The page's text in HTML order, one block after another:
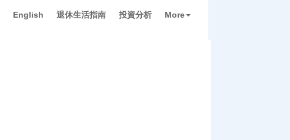
English 退休生活指南 投資分析 More